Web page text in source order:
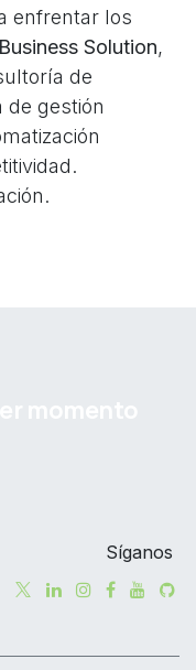
enfrentar los
Solution,
de
de gestión
Síganos